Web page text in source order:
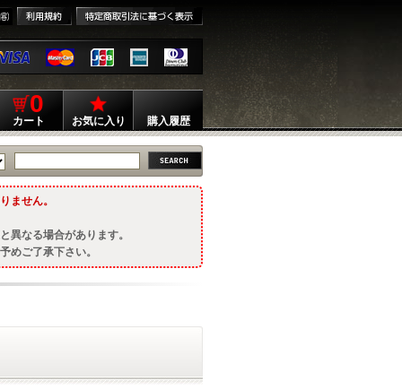
0
カート お気に入り 購入履歴
ません。
異なる場合があります。
めご了承下さい。